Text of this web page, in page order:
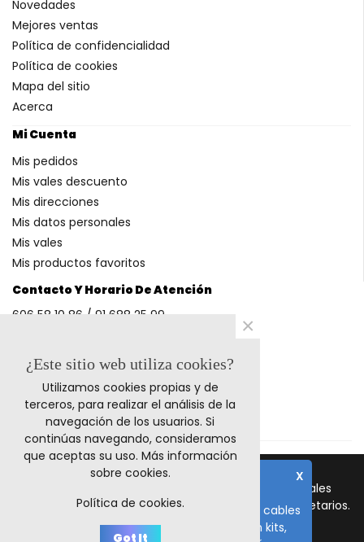
Contacto Y Horario De Atención
606 58 10 86 / 91 688 25 99
Métodos De Pago
Novedades
Mejores ventas
Política de confidencialidad
Política de cookies
Mapa del sitio
Acerca
Mi Cuenta
Mis pedidos
Mis vales descuento
Mis direcciones
Mis datos personales
Mis vales
Mis productos favoritos
© 2023 Retrocables. Los logos y marcas comerciales
mencionadas corresponden a sus respectivos propietarios.
Todos los precios incluyen I.V.A.
X
El plazo de fabricación de todos los cables
es de 10-15 días laborables, salvo en kits,
¿Este sitio web utiliza cookies?
Utilizamos cookies propias y de
terceros, para realizar el análisis de la
navegación de los usuarios. Si
continúas navegando, consideramos
que aceptas su uso. Más información
sobre cookies.
Política de cookies.
Got It
×